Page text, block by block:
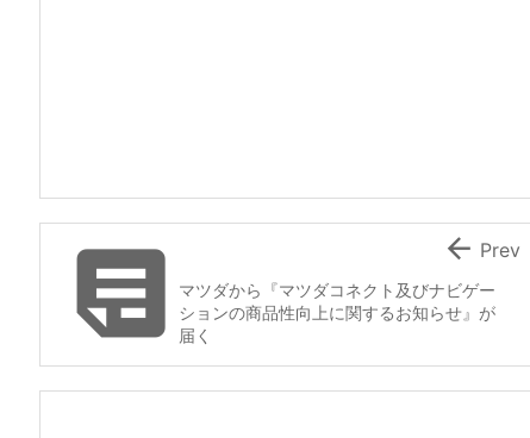
マツダから『マツダコネクト及びナビゲー
ションの商品性向上に関するお知らせ』が
届く
 Prev